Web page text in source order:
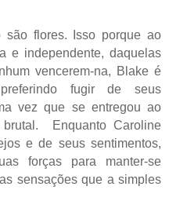
são flores. Isso porque ao
e independente, daquelas
vencerem-na, Blake é
fugir de seus
vez que se entregou ao
Enquanto Caroline
e de seus sentimentos,
forças para manter-se
sensações que a simples